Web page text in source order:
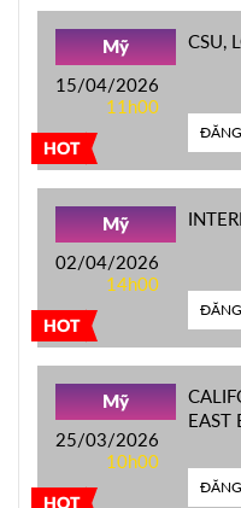
HOT
Mỹ
15/04/2026
11h00
CSU,
HOT
Mỹ
02/04/2026
14h00
HOT
Mỹ
25/03/2026
10h00
EAST